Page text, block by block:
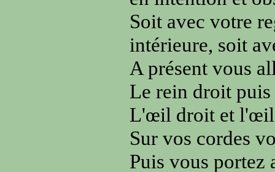
Soit avec votre
intérieure, soit
A présent vous
Le rein droit
L'œil droit et l'œil
Sur vos cordes
Puis vous